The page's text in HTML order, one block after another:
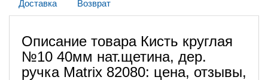
Доставка Возврат
Описание товара Кисть круглая
№10 40мм нат.щетина, дер.
ручка Matrix 82080: цена, отзывы,